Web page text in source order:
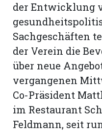
der Entwicklung
Sachgeschäften
der Verein die
über neue
vergangenen
Co-Präsident
im Restaurant
Feldmann, seit